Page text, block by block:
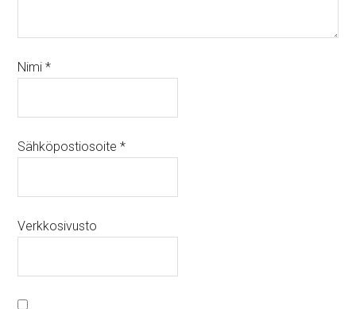
Nimi*
Sähköpostiosoite*
Verkkosivusto